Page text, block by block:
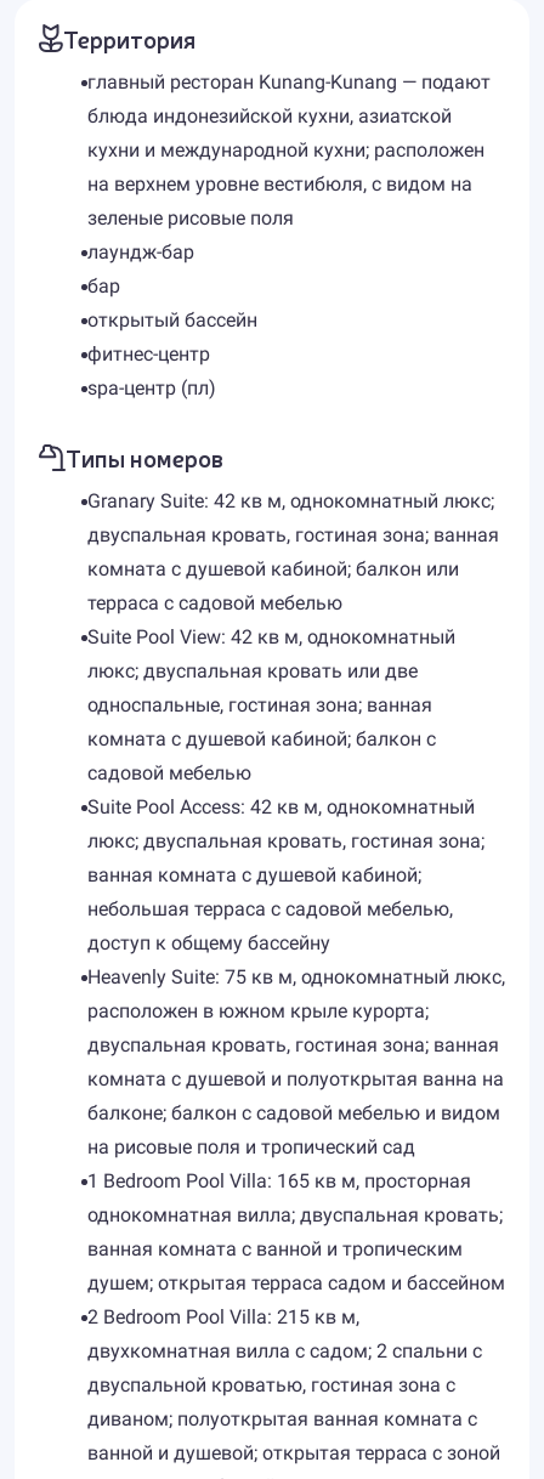
Территория
главный ресторан Kunang-Kunang — подают
блюда индонезийской кухни, азиатской
кухни и международной кухни; расположен
на верхнем уровне вестибюля, с видом на
зеленые рисовые поля
лаундж-бар
бар
открытый бассейн
фитнес-центр
spa-центр (пл)
Типы номеров
Granary Suite: 42 кв м, однокомнатный люкс;
двуспальная кровать, гостиная зона; ванная
комната с душевой кабиной; балкон или
терраса с садовой мебелью
Suite Pool View: 42 кв м, однокомнатный
люкс; двуспальная кровать или две
односпальные, гостиная зона; ванная
комната с душевой кабиной; балкон с
садовой мебелью
Suite Pool Access: 42 кв м, однокомнатный
люкс; двуспальная кровать, гостиная зона;
ванная комната с душевой кабиной;
небольшая терраса с садовой мебелью,
доступ к общему бассейну
Heavenly Suite: 75 кв м, однокомнатный люкс,
расположен в южном крыле курорта;
двуспальная кровать, гостиная зона; ванная
комната с душевой и полуоткрытая ванна на
балконе; балкон с садовой мебелью и видом
на рисовые поля и тропический сад
1 Bedroom Pool Villa: 165 кв м, просторная
однокомнатная вилла; двуспальная кровать;
ванная комната с ванной и тропическим
душем; открытая терраса садом и бассейном
2 Bedroom Pool Villa: 215 кв м,
двухкомнатная вилла с садом; 2 спальни с
двуспальной кроватью, гостиная зона с
диваном; полуоткрытая ванная комната с
ванной и душевой; открытая терраса с зоной